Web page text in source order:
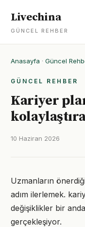
Livechina
GÜNCEL REHBER
Anasayfa · Güncel
GÜNCEL REHBER
Kariyer
10 Haziran 2026
Uzmanların
adım ilerlemek.
değişiklikler bir
gerçekleşiyor.